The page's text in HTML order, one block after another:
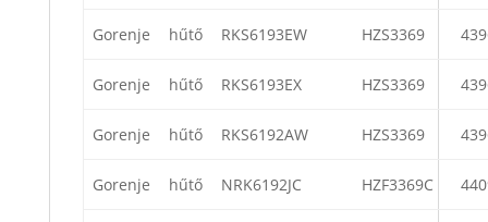
Gorenje hűtő RKS6193EW HZS3369
Gorenje hűtő RKS6193EX HZS3369
Gorenje hűtő RKS6192AW HZS3369
Gorenje hűtő NRK6192JC HZF3369C